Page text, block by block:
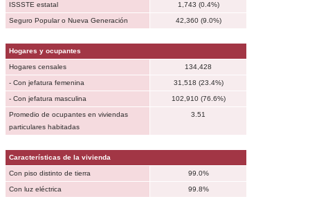
ISSSTE estatal 1,743 (0.4%)
Seguro Popular o Nueva Generación 42,360 (9.0%)
Hogares y ocupantes
Hogares censales 134,428
- Con jefatura femenina 31,518 (23.4%)
- Con jefatura masculina 102,910 (76.6%)
Promedio de ocupantes en viviendas
particulares habitadas
3.51
Características de la vivienda
Con piso distinto de tierra 99.0%
Con luz eléctrica 99.8%